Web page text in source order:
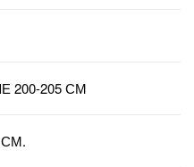
200-205 СМ